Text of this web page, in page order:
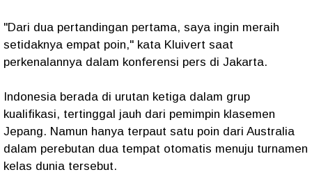
"Dari dua pertandingan pertama, saya ingin meraih
setidaknya empat poin," kata Kluivert saat
perkenalannya dalam konferensi pers di Jakarta.
Indonesia berada di urutan ketiga dalam grup
kualifikasi, tertinggal jauh dari pemimpin klasemen
Jepang. Namun hanya terpaut satu poin dari Australia
dalam perebutan dua tempat otomatis menuju turnamen
kelas dunia tersebut.